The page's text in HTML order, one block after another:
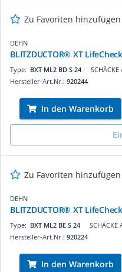
Zu Favoriten hinzufügen
DEHN
BLITZDUCTOR® XT
Type: BXT ML2 BD S 24
Hersteller-Art.Nr.: 920244
In den Warenkorb
Zu Favoriten hinzufügen
DEHN
BLITZDUCTOR® XT
SCHÄCKE
Type: BXT ML2 BE S 24
Hersteller-Art.Nr.: 920224
In den Warenkorb